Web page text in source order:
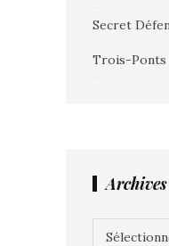
Secret
Trois-Ponts
Archives